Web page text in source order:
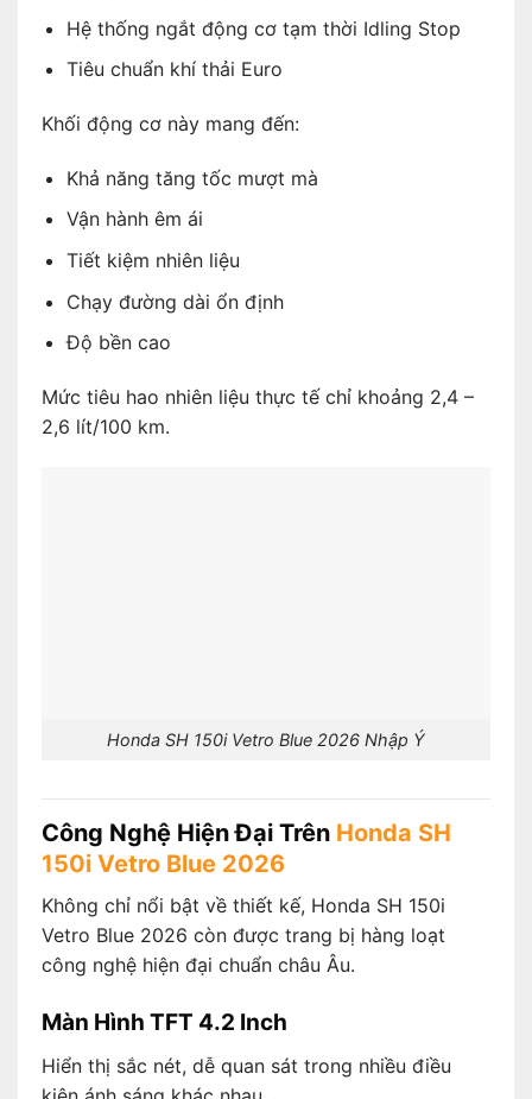
Hệ thống ngắt động cơ tạm thời Idling Stop
Tiêu chuẩn khí thải Euro
Khối động cơ này mang đến:
Khả năng tăng tốc mượt mà
Vận hành êm ái
Tiết kiệm nhiên liệu
Chạy đường dài ổn định
Độ bền cao
Mức tiêu hao nhiên liệu thực tế chỉ khoảng 2,4 –
2,6 lít/100 km.
Honda SH 150i Vetro Blue 2026 Nhập Ý
Công Nghệ Hiện Đại Trên Honda SH
150i Vetro Blue 2026
Không chỉ nổi bật về thiết kế, Honda SH 150i
Vetro Blue 2026 còn được trang bị hàng loạt
công nghệ hiện đại chuẩn châu Âu.
Màn Hình TFT 4.2 Inch
Hiển thị sắc nét, dễ quan sát trong nhiều điều